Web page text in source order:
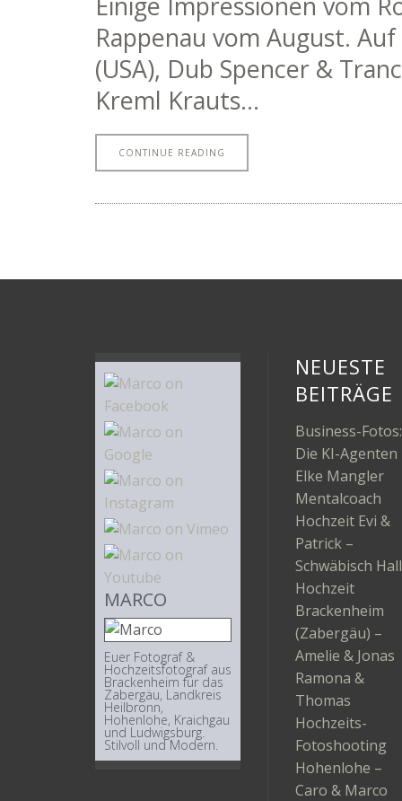
Rappenau vom August.
(USA), Dub Spencer &
Kreml Krauts…
CONTINUE READING
MARCO
Euer Fotograf &
Hochzeitsfotograf aus
Brackenheim für das
Zabergäu, Landkreis
Heilbronn,
Hohenlohe, Kraichgau
und Ludwigsburg.
Stilvoll und Modern.
NEUESTE
BEITRÄGE
Business-Fotos:
Die KI-Agenten
Elke Mangler
Mentalcoach
Hochzeit Evi &
Patrick –
Schwäbisch Hall
Hochzeit
Brackenheim
(Zabergäu) –
Amelie & Jonas
Ramona &
Thomas
Hochzeits-
Fotoshooting
Hohenlohe –
Caro & Marco